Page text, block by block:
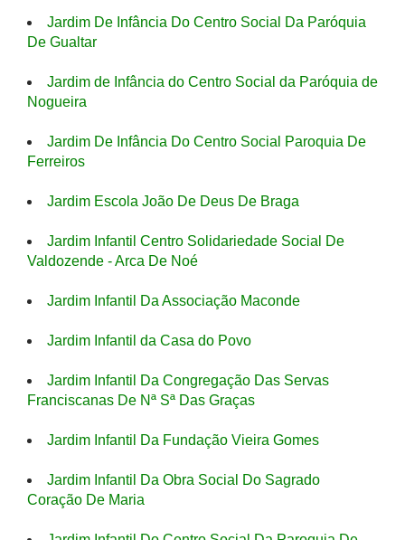
Jardim De Infância Do Centro Social Da Paróquia
De Gualtar
Jardim de Infância do Centro Social da Paróquia de
Nogueira
Jardim De Infância Do Centro Social Paroquia De
Ferreiros
Jardim Escola João De Deus De Braga
Jardim Infantil Centro Solidariedade Social De
Valdozende - Arca De Noé
Jardim Infantil Da Associação Maconde
Jardim Infantil da Casa do Povo
Jardim Infantil Da Congregação Das Servas
Franciscanas De Nª Sª Das Graças
Jardim Infantil Da Fundação Vieira Gomes
Jardim Infantil Da Obra Social Do Sagrado
Coração De Maria